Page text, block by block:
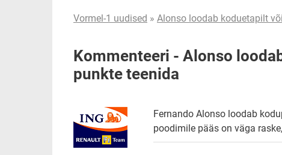
Vormel-1 uudised » Alonso loodab koduetapilt
Kommenteeri - Alonso
punkte teenida
Fernando Alonso loodab
poodimile pääs on väga